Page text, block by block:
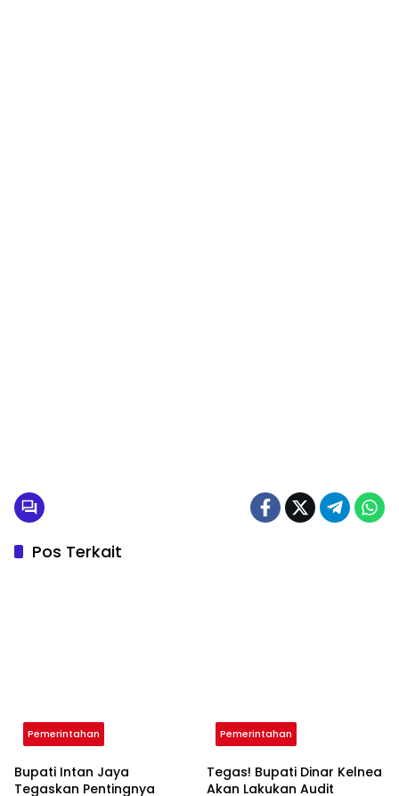
Pos Terkait
Pemerintahan
Bupati Intan Jaya
Tegaskan Pentingnya
Pemerintahan
Tegas! Bupati Dinar Kelnea
Akan Lakukan Audit